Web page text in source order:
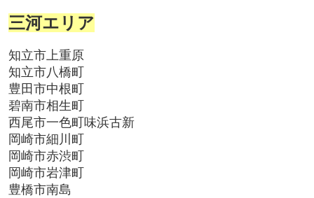
三河エリア
知立市上重原
知立市八橋町
豊田市中根町
碧南市相生町
西尾市一色町味浜古新
岡崎市細川町
岡崎市赤渋町
岡崎市岩津町
豊橋市南島